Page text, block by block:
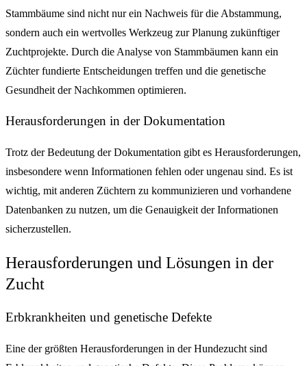
Stammbäume sind nicht nur ein Nachweis für die Abstammung,
sondern auch ein wertvolles Werkzeug zur Planung zukünftiger
Zuchtprojekte. Durch die Analyse von Stammbäumen kann ein
Züchter fundierte Entscheidungen treffen und die genetische
Gesundheit der Nachkommen optimieren.
Herausforderungen in der Dokumentation
Trotz der Bedeutung der Dokumentation gibt es Herausforderungen,
insbesondere wenn Informationen fehlen oder ungenau sind. Es ist
wichtig, mit anderen Züchtern zu kommunizieren und vorhandene
Datenbanken zu nutzen, um die Genauigkeit der Informationen
sicherzustellen.
Herausforderungen und Lösungen in der
Zucht
Erbkrankheiten und genetische Defekte
Eine der größten Herausforderungen in der Hundezucht sind